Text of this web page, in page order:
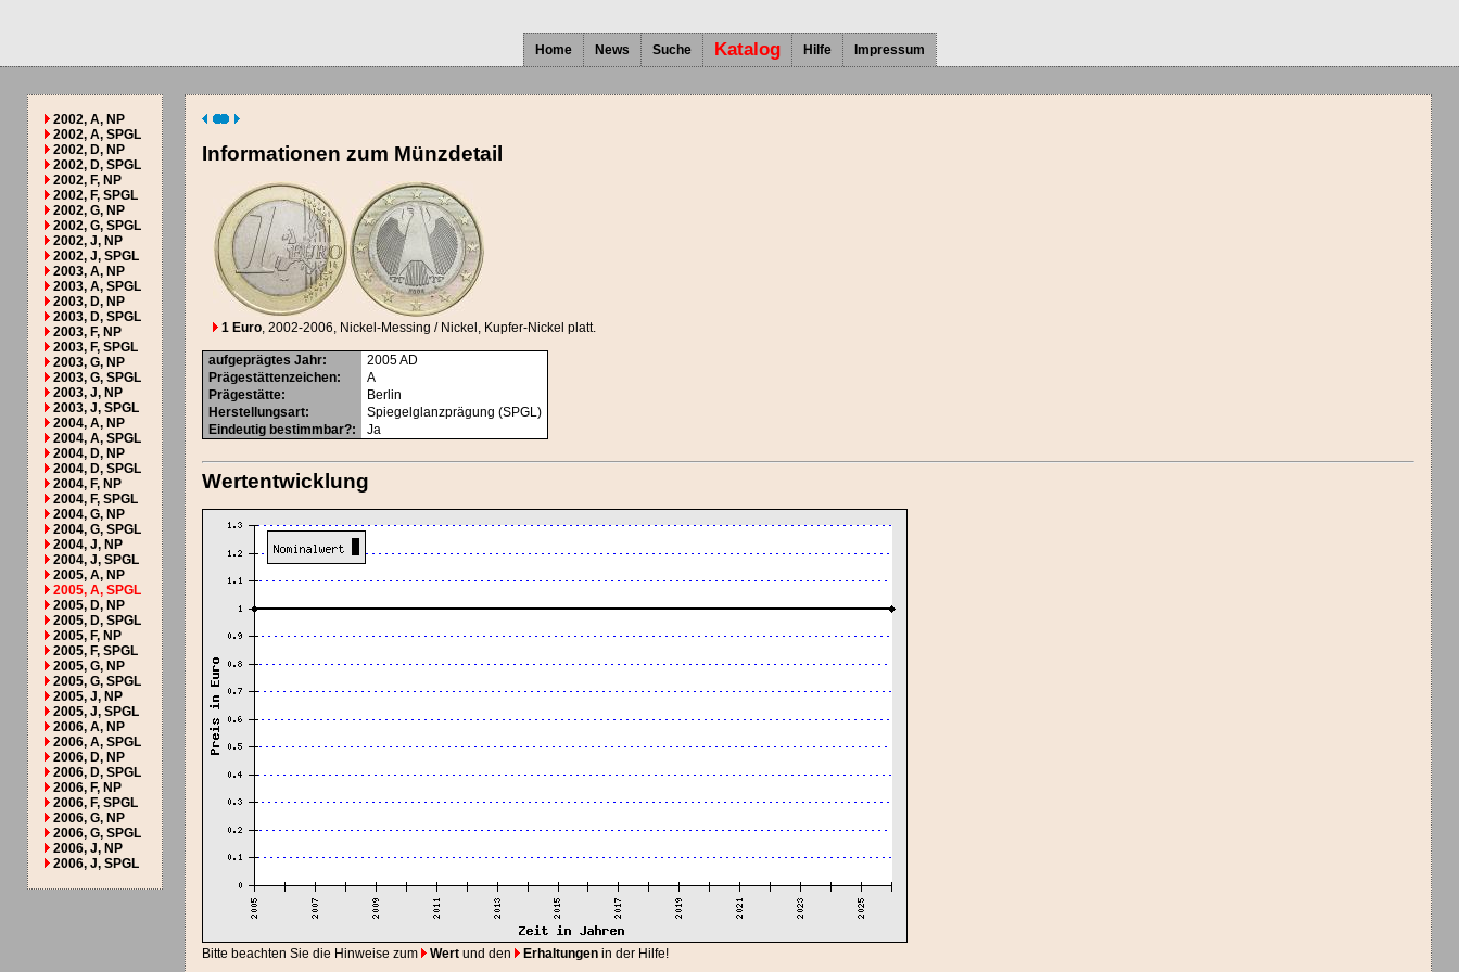
Home News Suche Katalog Hilfe Impressum
2002, A, NP
2002, A, SPGL
2002, D, NP
2002, D, SPGL
2002, F, NP
2002, F, SPGL
2002, G, NP
2002, G, SPGL
2002, J, NP
2002, J, SPGL
2003, A, NP
2003, A, SPGL
2003, D, NP
2003, D, SPGL
2003, F, NP
2003, F, SPGL
2003, G, NP
2003, G, SPGL
2003, J, NP
2003, J, SPGL
2004, A, NP
2004, A, SPGL
2004, D, NP
2004, D, SPGL
2004, F, NP
2004, F, SPGL
2004, G, NP
2004, G, SPGL
2004, J, NP
2004, J, SPGL
2005, A, NP
2005, A, SPGL
2005, D, NP
2005, D, SPGL
2005, F, NP
2005, F, SPGL
2005, G, NP
2005, G, SPGL
2005, J, NP
2005, J, SPGL
2006, A, NP
2006, A, SPGL
2006, D, NP
2006, D, SPGL
2006, F, NP
2006, F, SPGL
2006, G, NP
2006, G, SPGL
2006, J, NP
2006, J, SPGL
Informationen zum Münzdetail
1 Euro, 2002-2006, Nickel-Messing / Nickel, Kupfer-Nickel platt.
aufgeprägtes Jahr: 2005AD
Prägestättenzeichen:
A
Prägestätte:
Berlin
Herstellungsart:
Spiegelglanzprägung (SPGL)
Eindeutig bestimmbar?: Ja
Wertentwicklung
Bitte beachten Sie die Hinweise zum Wert und den Erhaltungen in der Hilfe!